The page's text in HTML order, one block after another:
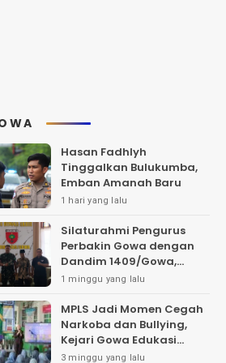
Hasan Fadhlyh
Tinggalkan Bulukumba,
Emban Amanah Baru
1 hari yang lalu
Silaturahmi Pengurus
Perbakin Gowa dengan
Dandim 1409/Gowa,
Bahas Pengembangan
Pembinaan Atlet
1 minggu yang lalu
MPLS Jadi Momen Cegah
Narkoba dan Bullying,
Kejari Gowa Edukasi
Pelajar Sejak Dini
3 minggu yang lalu